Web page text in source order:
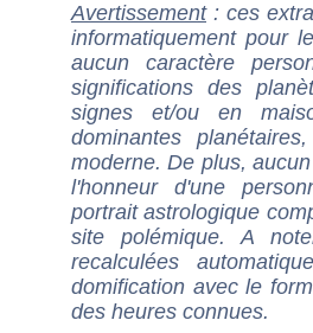
Avertissement: ces
informatiquement pour
aucun caractère
significations des
signes et/ou en
dominantes
moderne. De plus,
l'honneur d'une
portrait astrologique
site polémique. A
recalculées
domification avec le
des heures connues.